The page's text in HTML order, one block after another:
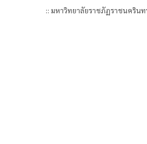
:: มหาวิทยาลัยราชภัฏราชนคริน